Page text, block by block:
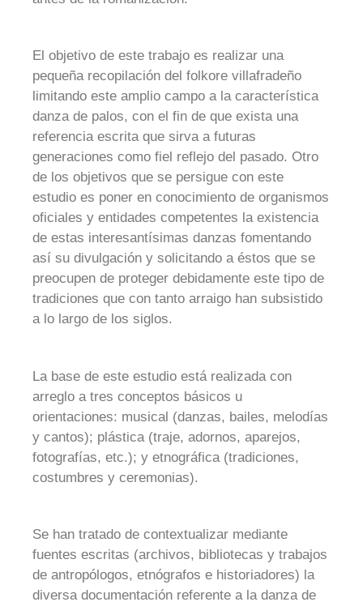
El objetivo de este trabajo es realizar una
pequeña recopilación del folkore villafradeño
limitando este amplio campo a la característica
danza de palos, con el fin de que exista una
referencia escrita que sirva a futuras
generaciones como fiel reflejo del pasado. Otro
de los objetivos que se persigue con este
estudio es poner en conocimiento de organismos
oficiales y entidades competentes la existencia
de estas interesantísimas danzas fomentando
así su divulgación y solicitando a éstos que se
preocupen de proteger debidamente este tipo de
tradiciones que con tanto arraigo han subsistido
a lo largo de los siglos.
La base de este estudio está realizada con
arreglo a tres conceptos básicos u
orientaciones: musical (danzas, bailes, melodías
y cantos); plástica (traje, adornos, aparejos,
fotografías, etc.); y etnográfica (tradiciones,
costumbres y ceremonias).
Se han tratado de contextualizar mediante
fuentes escritas (archivos, bibliotecas y trabajos
de antropólogos, etnógrafos e historiadores) la
diversa documentación referente a la danza de